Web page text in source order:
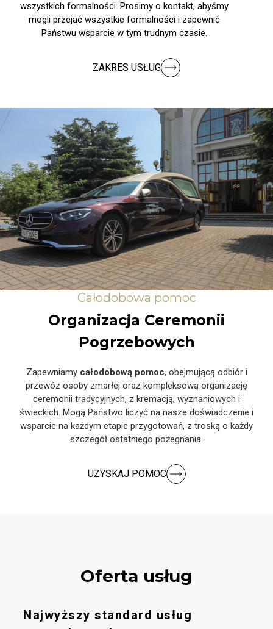
wszystkich formalności. Prosimy o kontakt, abyśmy
mogli przejąć wszystkie formalności i zapewnić
Państwu wsparcie w tym trudnym czasie.
ZAKRES USŁUG
Całodobowa pomoc
Organizacja Ceremonii
Pogrzebowych
Zapewniamy całodobową pomoc, obejmującą odbiór i
przewóz osoby zmarłej oraz kompleksową organizację
ceremonii tradycyjnych, z kremacją, wyznaniowych i
świeckich. Mogą Państwo liczyć na nasze doświadczenie i
wsparcie na każdym etapie przygotowań, z troską o każdy
szczegół ostatniego pożegnania.
UZYSKAJ POMOC
Oferta usług
Najwyższy standard usług